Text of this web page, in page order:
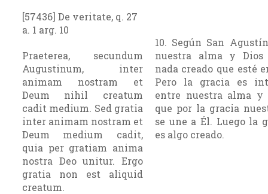
[57436] De veritate, q. 27
a. 1 arg. 10
Praeterea, secundum
Augustinum, inter
animam nostram et
Deum nihil creatum
cadit medium. Sed gratia
inter animam nostram et
Deum medium cadit,
quia per gratiam anima
nostra Deo unitur. Ergo
gratia non est aliquid
creatum.
10. Según San Agustín
nuestra alma y
nada creado que esté
Pero la gracia es
entre nuestra alma y
que por la gracia
se une a Él. Luego la
es algo creado.